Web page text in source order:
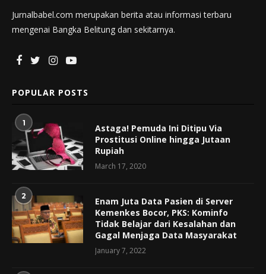
Jurnalbabel.com merupakan berita atau informasi terbaru
mengenai Bangka Belitung dan sekitarnya.
POPULAR POSTS
1
Astaga! Pemuda Ini Ditipu Via
Prostitusi Online hingga Jutaan
Rupiah
March 17, 2020
2
Enam Juta Data Pasien di Server
Kemenkes Bocor, PKS: Kominfo
Tidak Belajar dari Kesalahan dan
Gagal Menjaga Data Masyarakat
January 7, 2022